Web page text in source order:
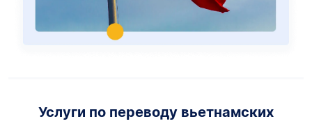
Услуги по переводу вьетнамских